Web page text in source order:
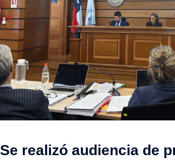
Se realizó audiencia de